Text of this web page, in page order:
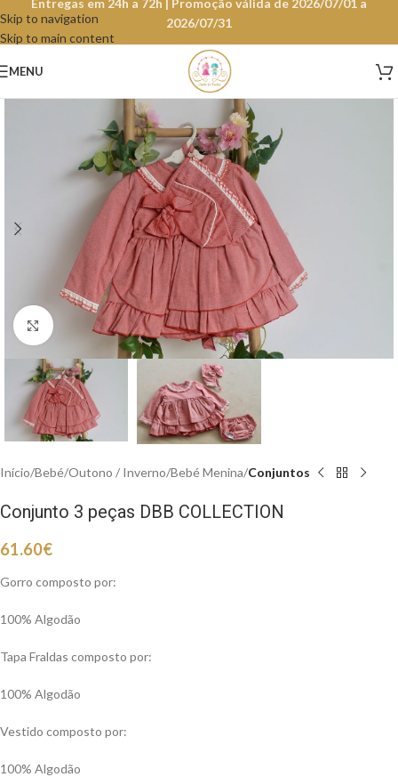
Skip to navigation
Skip to main content
Entregas em 24h a 72h | Promoção válida de 2026/07/01 a
2026/07/31
MENU
Clique para aumentar
Início Bebé Outono / Inverno Bebé Menina Conjuntos
Conjunto 3 peças DBB COLLECTION
61.60€
Gorro composto por:
100% Algodão
Tapa Fraldas composto por:
100% Algodão
Vestido composto por:
100% Algodão